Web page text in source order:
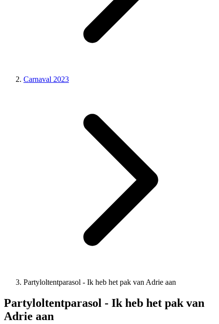
Carnaval 2023
Partyloltentparasol - Ik heb het pak van Adrie aan
Partyloltentparasol - Ik heb het pak van
Adrie aan